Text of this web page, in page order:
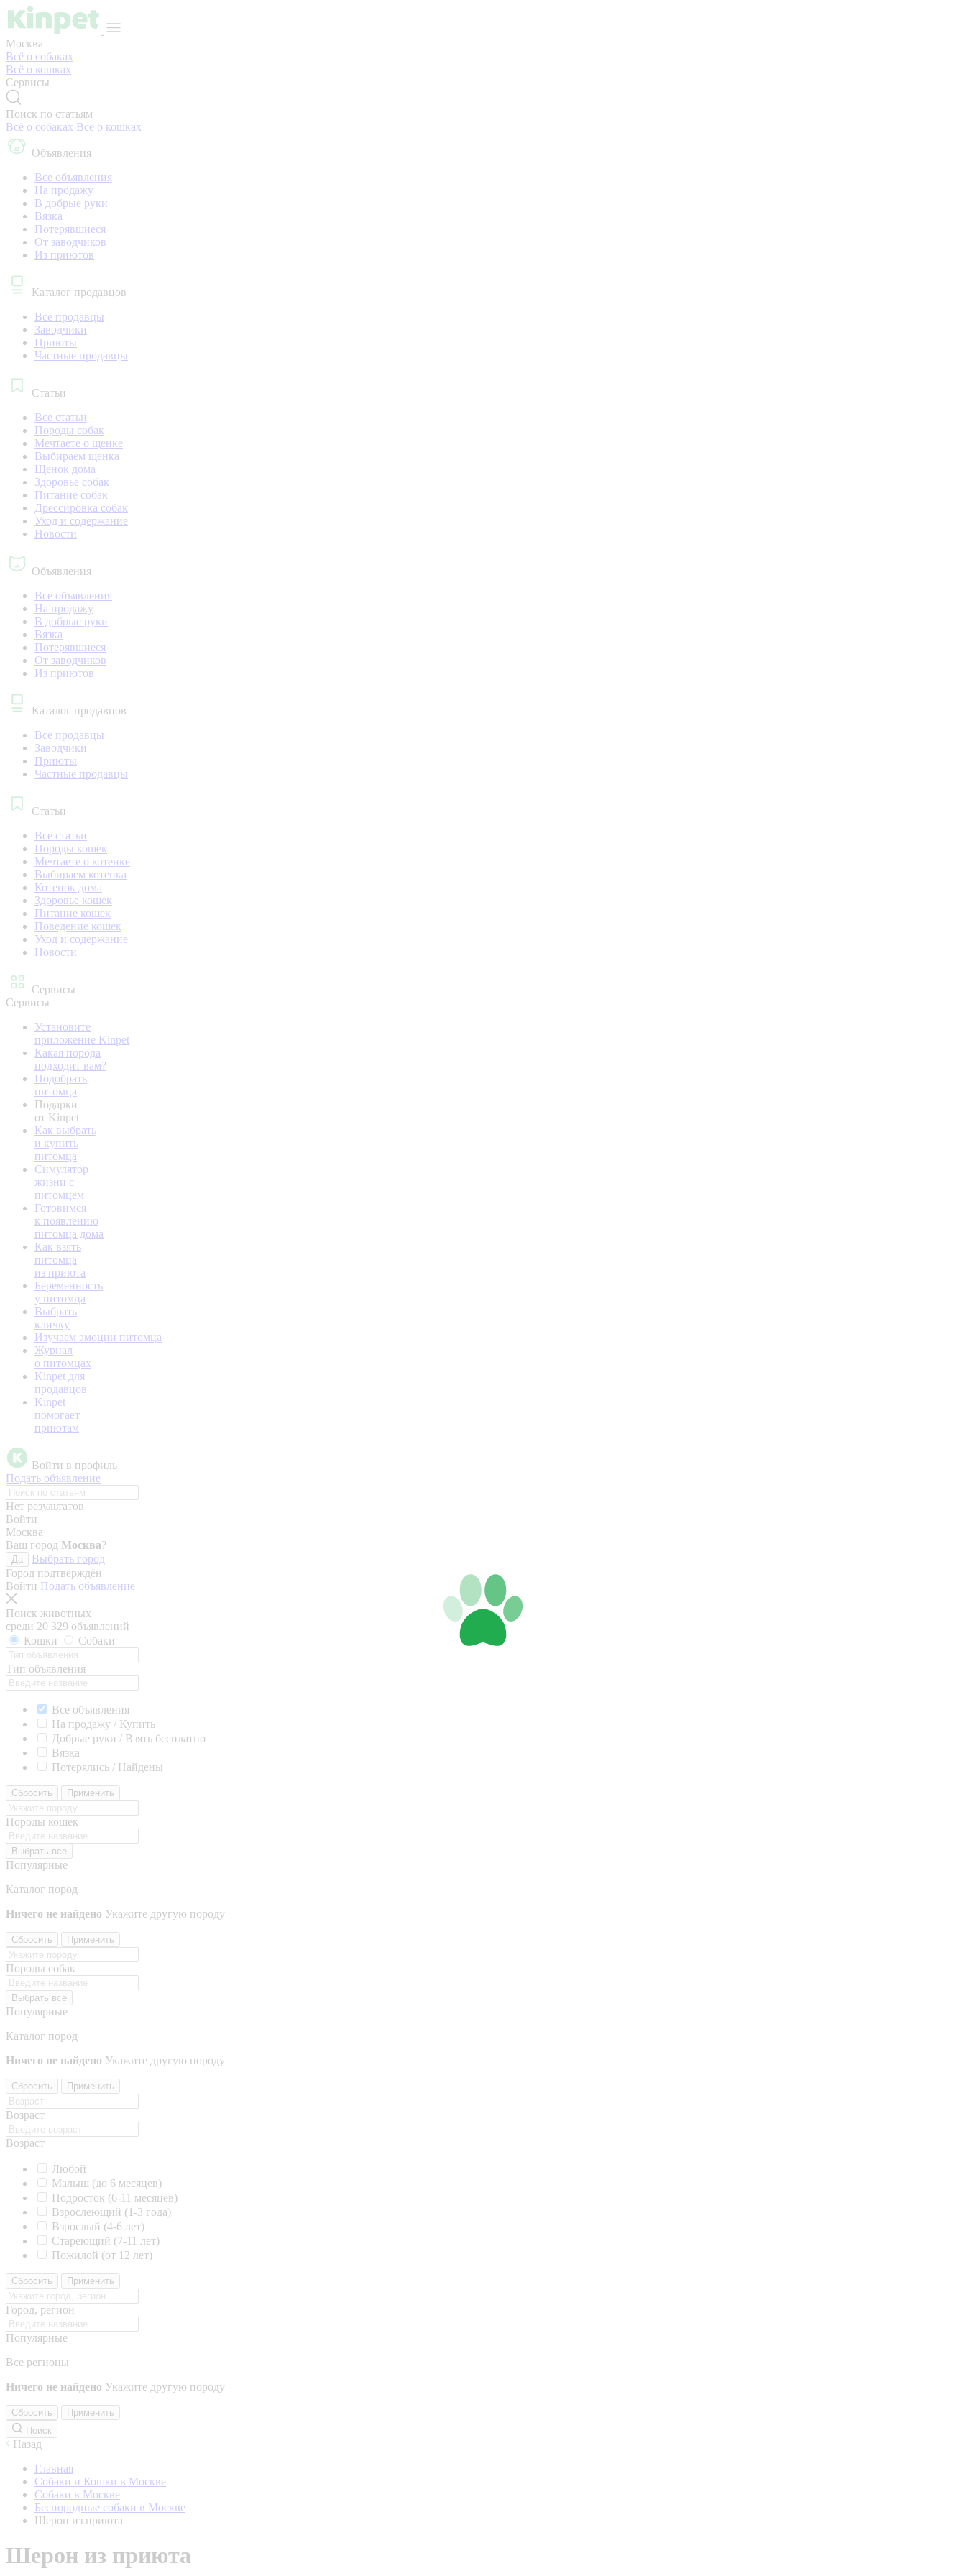
Москва
Всё о собаках
Всё о кошках
Сервисы
Поиск по статьям
Всё о собаках Всё о кошках
Объявления
Все объявления
На продажу
В добрые руки
Вязка
Потерявшиеся
От заводчиков
Из приютов
Каталог продавцов
Все продавцы
Заводчики
Приюты
Частные продавцы
Статьи
Все статьи
Породы собак
Мечтаете о щенке
Выбираем щенка
Щенок дома
Здоровье собак
Питание собак
Дрессировка собак
Уход и содержание
Новости
Объявления
Все объявления
На продажу
В добрые руки
Вязка
Потерявшиеся
От заводчиков
Из приютов
Каталог продавцов
Все продавцы
Заводчики
Приюты
Частные продавцы
Статьи
Все статьи
Породы кошек
Мечтаете о котенке
Выбираем котенка
Котенок дома
Здоровье кошек
Питание кошек
Поведение кошек
Уход и содержание
Новости
Сервисы
Сервисы
Установите
приложение Kinpet
Какая порода
подходит вам?
Подобрать
питомца
Подарки
от Kinpet
Как выбрать
и купить
питомца
Симулятор
жизни с
питомцем
Готовимся
к появлению
питомца дома
Как взять
питомца
из приюта
Беременность
у питомца
Выбрать
кличку
Изучаем эмоции питомца
Журнал
о питомцах
Kinpet для
продавцов
Kinpet
помогает
приютам
Войти в профиль
Подать объявление
Нет результатов
Войти
Москва
Ваш город Москва?
Да
Выбрать город
Город подтверждён
Войти Подать объявление
Поиск животных
среди 20 329 объявлений
Кошки
Собаки
Тип объявления
Все объявления
На продажу / Купить
Добрые руки / Взять бесплатно
Вязка
Потерялись / Найдены
Сбросить Применить
Породы кошек
Выбрать все
Популярные
Каталог пород
Ничего не найдено Укажите другую породу
Сбросить Применить
Породы собак
Выбрать все
Популярные
Каталог пород
Ничего не найдено Укажите другую породу
Сбросить Применить
Возраст
Возраст
Любой
Малыш (до 6 месяцев)
Подросток (6-11 месяцев)
Взрослеющий (1-3 года)
Взрослый (4-6 лет)
Стареющий (7-11 лет)
Пожилой (от 12 лет)
Сбросить Применить
Город, регион
Популярные
Все регионы
Ничего не найдено Укажите другую породу
Сбросить
Применить
Поиск
Назад
Главная
Собаки и Кошки в Москве
Собаки в Москве
Беспородные собаки в Москве
Шерон из приюта
Шерон из приюта